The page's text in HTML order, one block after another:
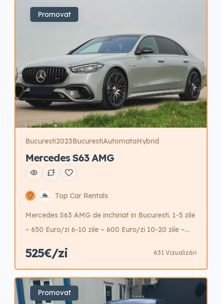
Promovat
Bucuresti2023BucurestiAutomataHybrid
Mercedes S63 AMG
Top Car Rentals
Mercedes S63 AMG de inchiriat in Bucuresti. 1-5 zile
– 650 Euro/zi 6-10 zile – 600 Euro/zi 10-20 zile –
Euro Posibilitate reducere garantie cu cost
aditional.
525€/zi 631 Vizualizări
Promovat